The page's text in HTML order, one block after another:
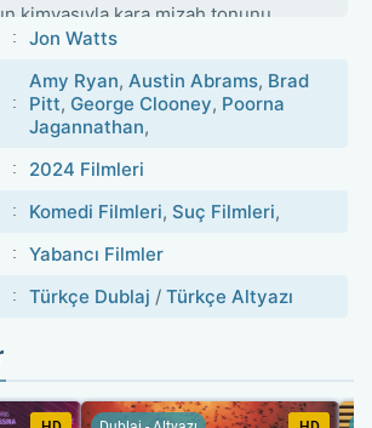
kimyasıyla kara mizah tonunu
Jon Watts
Amy Ryan, Austin Abrams, Brad
Pitt, George Clooney, Poorna
Jagannathan,
2024 Filmleri
Komedi Filmleri, Suç Filmleri,
Yabancı Filmler
Türkçe Dublaj / Türkçe Altyazı